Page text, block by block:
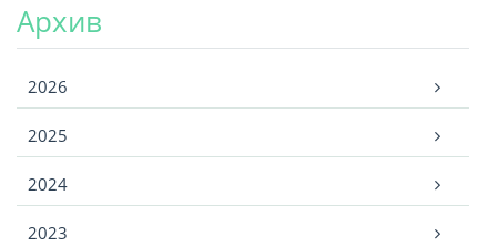
Архив
2026
2025
2024
2023